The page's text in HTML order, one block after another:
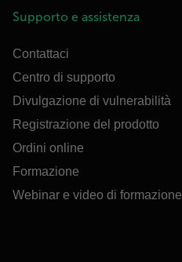
Supporto e assistenza
Contattaci
Centro di supporto
Divulgazione di vulnerabilità
Registrazione del prodotto
Ordini online
Formazione
Webinar e video di formazione